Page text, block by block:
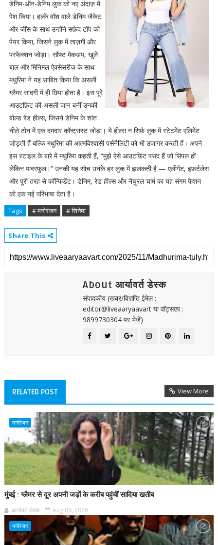
डेनिम-ऑन-डेनिम लुक को नए अंदाज़ में
पेश किया। हल्के वॉश वाले डेनिम जैकेट
और जींस के साथ उन्होंने सफ़ेद टॉप को
पेयर किया, जिसने लुक में ताज़गी और
परफेक्शन जोड़ा। सॉफ्ट मेकअप, खुले
बाल और मिनिमल ऐक्सेसरीज़ के साथ
मधुरिमा ने यह साबित किया कि असली
ग्लैमर सादगी में ही छिपा होता है। इस पूरे
आउटफ़िट की असली जान बनीं उनकी
बोल्ड रेड हील्स, जिसने डेनिम के शांत
नीले टोन में एक दमदार कॉन्ट्रास्ट जोड़ा। ये हील्स न सिर्फ़ लुक में स्टेटमेंट एलिमेंट
जोड़ती हैं बल्कि मधुरिमा की आत्मविश्वासी पर्सनैलिटी को भी उजागर करती हैं। अपने
इस स्टाइल के बारे में मधुरिमा कहती हैं, “मुझे ऐसे आउटफ़िट पसंद हैं जो सिंपल हों
लेकिन पावरफुल।” उनकी यह सोच उनके हर लुक में झलकती है — एलीगेंट, इफ़र्टलेस
और पूरी तरह से कॉन्फिडेंट। डेनिम, रेड हील्स और नैचुरल चार्म का यह संगम फैशन
को एक नई परिभाषा देता है।
Tags # मनोरंजन # सिनेमा
Share This
About आर्यावर्त डेस्क
संपादकीय (खबर/विज्ञप्ति ईमेल :
editor@liveaaryaavart या वॉट्सएप :
9899730304 पर भेजें)
RELATED POST View More
मनोरंजन
मुंबई : ग्लैमर से दूर अपनी जड़ों के करीब पहुंचीं सादिया खतीब
आर्यावर्त डेस्क Aug 06, 2026
मनोरंजन